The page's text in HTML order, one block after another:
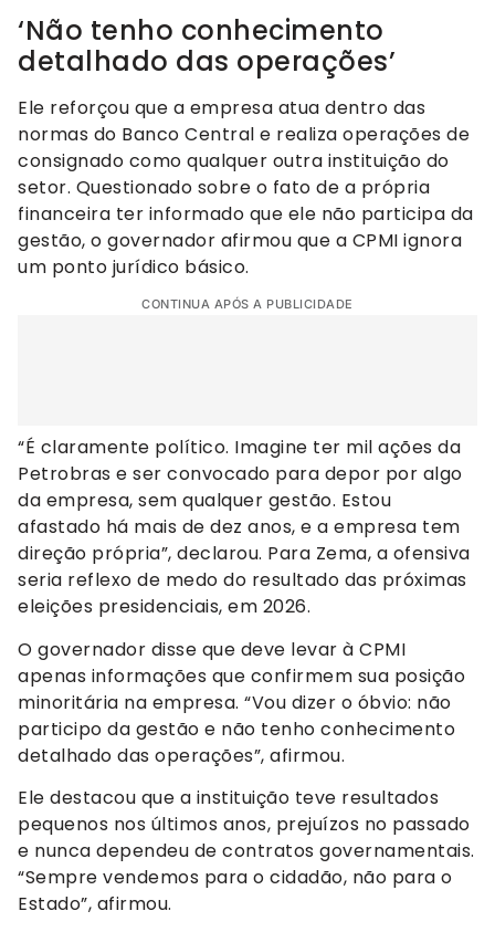
‘Não tenho conhecimento
detalhado das operações’
Ele reforçou que a empresa atua dentro das
normas do Banco Central e realiza operações de
consignado como qualquer outra instituição do
setor. Questionado sobre o fato de a própria
financeira ter informado que ele não participa da
gestão, o governador afirmou que a CPMI ignora
um ponto jurídico básico.
CONTINUA APÓS A PUBLICIDADE
“É claramente político. Imagine ter mil ações da
Petrobras e ser convocado para depor por algo
da empresa, sem qualquer gestão. Estou
afastado há mais de dez anos, e a empresa tem
direção própria”, declarou. Para Zema, a ofensiva
seria reflexo de medo do resultado das próximas
eleições presidenciais, em 2026.
O governador disse que deve levar à CPMI
apenas informações que confirmem sua posição
minoritária na empresa. “Vou dizer o óbvio: não
participo da gestão e não tenho conhecimento
detalhado das operações”, afirmou.
Ele destacou que a instituição teve resultados
pequenos nos últimos anos, prejuízos no passado
e nunca dependeu de contratos governamentais.
“Sempre vendemos para o cidadão, não para o
Estado”, afirmou.